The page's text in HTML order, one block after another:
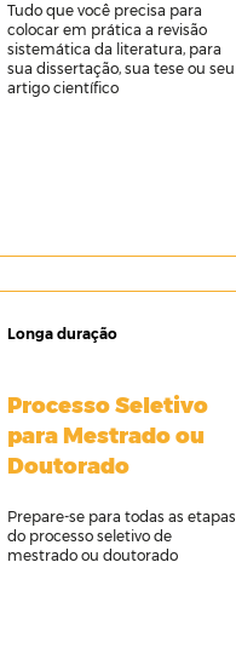
Tudo que você precisa para
colocar em prática a revisão
sistemática da literatura, para
sua dissertação, sua tese ou seu
artigo científico
Longa duração
Processo Seletivo
para Mestrado ou
Doutorado
Prepare-se para todas as etapas
do processo seletivo de
mestrado ou doutorado